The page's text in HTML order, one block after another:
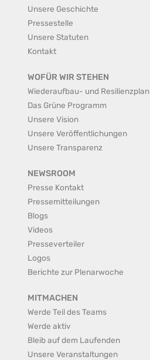
Unsere Geschichte
Pressestelle
Unsere Statuten
Kontakt
WOFÜR WIR STEHEN
Wiederaufbau- und Resilienzplan
Das Grüne Programm
Unsere Vision
Unsere Veröffentlichungen
Unsere Transparenz
NEWSROOM
Presse Kontakt
Pressemitteilungen
Blogs
Videos
Presseverteiler
Logos
Berichte zur Plenarwoche
MITMACHEN
Werde Teil des Teams
Werde aktiv
Bleib auf dem Laufenden
Unsere Veranstaltungen